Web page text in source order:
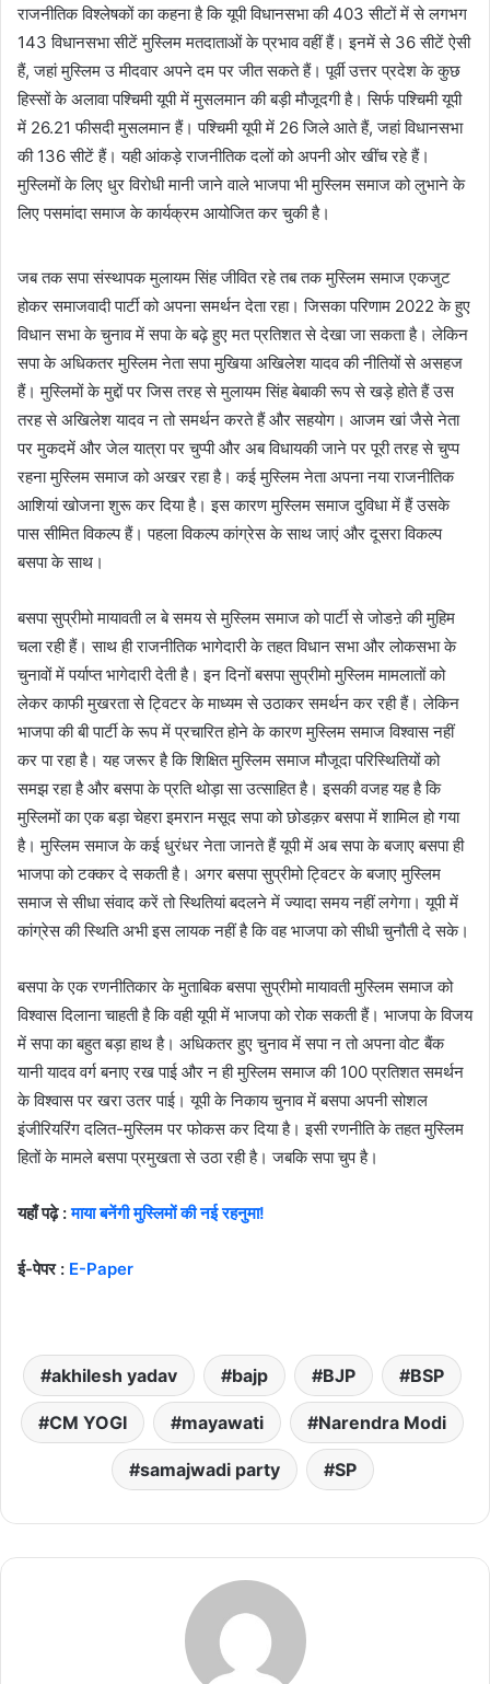
राजनीतिक विश्लेषकों का कहना है कि यूपी विधानसभा की 403 सीटों में से लगभग
143 विधानसभा सीटें मुस्लिम मतदाताओं के प्रभाव वहीं हैं। इनमें से 36 सीटें ऐसी
हैं, जहां मुस्लिम उ मीदवार अपने दम पर जीत सकते हैं। पूर्वी उत्तर प्रदेश के कुछ
हिस्सों के अलावा पश्चिमी यूपी में मुसलमान की बड़ी मौजूदगी है। सिर्फ पश्चिमी यूपी
में 26.21 फीसदी मुसलमान हैं। पश्चिमी यूपी में 26 जिले आते हैं, जहां विधानसभा
की 136 सीटें हैं। यही आंकड़े राजनीतिक दलों को अपनी ओर खींच रहे हैं।
मुस्लिमों के लिए धुर विरोधी मानी जाने वाले भाजपा भी मुस्लिम समाज को लुभाने के
लिए पसमांदा समाज के कार्यक्रम आयोजित कर चुकी है।
जब तक सपा संस्थापक मुलायम सिंह जीवित रहे तब तक मुस्लिम समाज एकजुट
होकर समाजवादी पार्टी को अपना समर्थन देता रहा। जिसका परिणाम 2022 के हुए
विधान सभा के चुनाव में सपा के बढ़े हुए मत प्रतिशत से देखा जा सकता है। लेकिन
सपा के अधिकतर मुस्लिम नेता सपा मुखिया अखिलेश यादव की नीतियों से असहज
हैं। मुस्लिमों के मुद्दों पर जिस तरह से मुलायम सिंह बेबाकी रूप से खड़े होते हैं उस
तरह से अखिलेश यादव न तो समर्थन करते हैं और सहयोग। आजम खां जैसे नेता
पर मुकदमें और जेल यात्रा पर चुप्पी और अब विधायकी जाने पर पूरी तरह से चुप्प
रहना मुस्लिम समाज को अखर रहा है। कई मुस्लिम नेता अपना नया राजनीतिक
आशियां खोजना शुरू कर दिया है। इस कारण मुस्लिम समाज दुविधा में हैं उसके
पास सीमित विकल्प हैं। पहला विकल्प कांग्रेस के साथ जाएं और दूसरा विकल्प
बसपा के साथ।
बसपा सुप्रीमो मायावती ल बे समय से मुस्लिम समाज को पार्टी से जोडऩे की मुहिम
चला रही हैं। साथ ही राजनीतिक भागेदारी के तहत विधान सभा और लोकसभा के
चुनावों में पर्याप्त भागेदारी देती है। इन दिनों बसपा सुप्रीमो मुस्लिम मामलातों को
लेकर काफी मुखरता से ट्विटर के माध्यम से उठाकर समर्थन कर रही हैं। लेकिन
भाजपा की बी पार्टी के रूप में प्रचारित होने के कारण मुस्लिम समाज विश्वास नहीं
कर पा रहा है। यह जरूर है कि शिक्षित मुस्लिम समाज मौजूदा परिस्थितियों को
समझ रहा है और बसपा के प्रति थोड़ा सा उत्साहित है। इसकी वजह यह है कि
मुस्लिमों का एक बड़ा चेहरा इमरान मसूद सपा को छोडक़र बसपा में शामिल हो गया
है। मुस्लिम समाज के कई धुरंधर नेता जानते हैं यूपी में अब सपा के बजाए बसपा ही
भाजपा को टक्कर दे सकती है। अगर बसपा सुप्रीमो ट्विटर के बजाए मुस्लिम
समाज से सीधा संवाद करें तो स्थितियां बदलने में ज्यादा समय नहीं लगेगा। यूपी में
कांग्रेस की स्थिति अभी इस लायक नहीं है कि वह भाजपा को सीधी चुनौती दे सके।
बसपा के एक रणनीतिकार के मुताबिक बसपा सुप्रीमो मायावती मुस्लिम समाज को
विश्वास दिलाना चाहती है कि वही यूपी में भाजपा को रोक सकती हैं। भाजपा के विजय
में सपा का बहुत बड़ा हाथ है। अधिकतर हुए चुनाव में सपा न तो अपना वोट बैंक
यानी यादव वर्ग बनाए रख पाई और न ही मुस्लिम समाज की 100 प्रतिशत समर्थन
के विश्वास पर खरा उतर पाई। यूपी के निकाय चुनाव में बसपा अपनी सोशल
इंजीरियरिंग दलित-मुस्लिम पर फोकस कर दिया है। इसी रणनीति के तहत मुस्लिम
हितों के मामले बसपा प्रमुखता से उठा रही है। जबकि सपा चुप है।
यहाँ पढ़े :माया बनेंगी मुस्लिमों की नई रहनुमा!
ई-पेपर : E-Paper
akhilesh yadav bajp BJP BSP
CM YOGI mayawati Narendra Modi
samajwadi party SP